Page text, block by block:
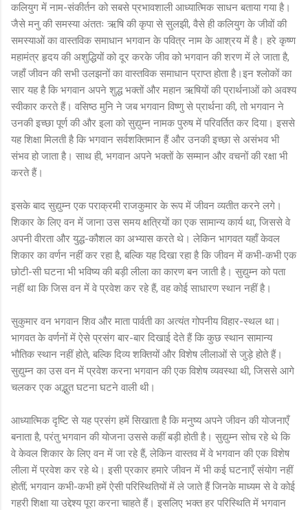
कलियुग में नाम-संकीर्तन को सबसे प्रभावशाली आध्यात्मिक साधन बताया गया है।
जैसे मनु की समस्या अंततः ऋषि की कृपा से सुलझी, वैसे ही कलियुग के जीवों की
समस्याओं का वास्तविक समाधान भगवान के पवित्र नाम के आश्रय में है। हरे कृष्ण
महामंत्र हृदय की अशुद्धियों को दूर करके जीव को भगवान की शरण में ले जाता है,
जहाँ जीवन की सभी उलझनों का वास्तविक समाधान प्राप्त होता है।इन श्लोकों का
सार यह है कि भगवान अपने शुद्ध भक्तों और महान ऋषियों की प्रार्थनाओं को अवश्य
स्वीकार करते हैं। वसिष्ठ मुनि ने जब भगवान विष्णु से प्रार्थना की, तो भगवान ने
उनकी इच्छा पूर्ण की और इला को सुद्युम्न नामक पुरुष में परिवर्तित कर दिया। इससे
यह शिक्षा मिलती है कि भगवान सर्वशक्तिमान हैं और उनकी इच्छा से असंभव भी
संभव हो जाता है। साथ ही, भगवान अपने भक्तों के सम्मान और वचनों की रक्षा भी
करते हैं।
इसके बाद सुद्युम्न एक पराक्रमी राजकुमार के रूप में जीवन व्यतीत करने लगे।
शिकार के लिए वन में जाना उस समय क्षत्रियों का एक सामान्य कार्य था, जिससे वे
अपनी वीरता और युद्ध-कौशल का अभ्यास करते थे। लेकिन भागवत यहाँ केवल
शिकार का वर्णन नहीं कर रहा है, बल्कि यह दिखा रहा है कि जीवन में कभी-कभी एक
छोटी-सी घटना भी भविष्य की बड़ी लीला का कारण बन जाती है। सुद्युम्न को पता
नहीं था कि जिस वन में वे प्रवेश कर रहे हैं, वह कोई साधारण स्थान नहीं है।
सुकुमार वन भगवान शिव और माता पार्वती का अत्यंत गोपनीय विहार-स्थल था।
भागवत के वर्णनों में ऐसे प्रसंग बार-बार दिखाई देते हैं कि कुछ स्थान सामान्य
भौतिक स्थान नहीं होते, बल्कि दिव्य शक्तियों और विशेष लीलाओं से जुड़े होते हैं।
सुद्युम्न का उस वन में प्रवेश करना भगवान की एक विशेष व्यवस्था थी, जिससे आगे
चलकर एक अद्भुत घटना घटने वाली थी।
आध्यात्मिक दृष्टि से यह प्रसंग हमें सिखाता है कि मनुष्य अपने जीवन की योजनाएँ
बनाता है, परंतु भगवान की योजना उससे कहीं बड़ी होती है। सुद्युम्न सोच रहे थे कि
वे केवल शिकार के लिए वन में जा रहे हैं, लेकिन वास्तव में वे भगवान की एक विशेष
लीला में प्रवेश कर रहे थे। इसी प्रकार हमारे जीवन में भी कई घटनाएँ संयोग नहीं
होतीं; भगवान कभी-कभी हमें ऐसी परिस्थितियों में ले जाते हैं जिनके माध्यम से वे कोई
गहरी शिक्षा या उद्देश्य पूरा करना चाहते हैं। इसलिए भक्त हर परिस्थिति में भगवान